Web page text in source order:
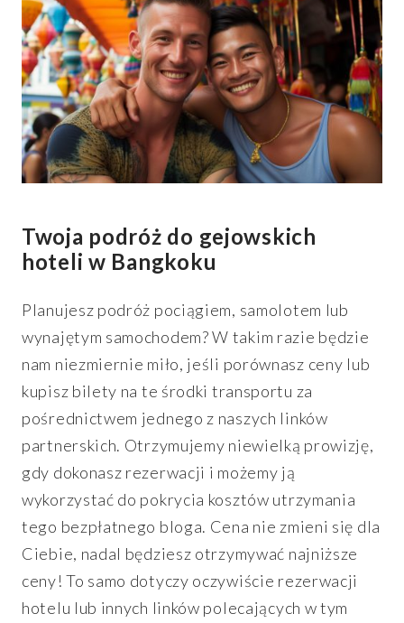
Twoja podróż do gejowskich
hoteli w Bangkoku
Planujesz podróż pociągiem, samolotem lub
wynajętym samochodem? W takim razie będzie
nam niezmiernie miło, jeśli porównasz ceny lub
kupisz bilety na te środki transportu za
pośrednictwem jednego z naszych linków
partnerskich. Otrzymujemy niewielką prowizję,
gdy dokonasz rezerwacji i możemy ją
wykorzystać do pokrycia kosztów utrzymania
tego bezpłatnego bloga. Cena nie zmieni się dla
Ciebie, nadal będziesz otrzymywać najniższe
ceny! To samo dotyczy oczywiście rezerwacji
hotelu lub innych linków polecających w tym